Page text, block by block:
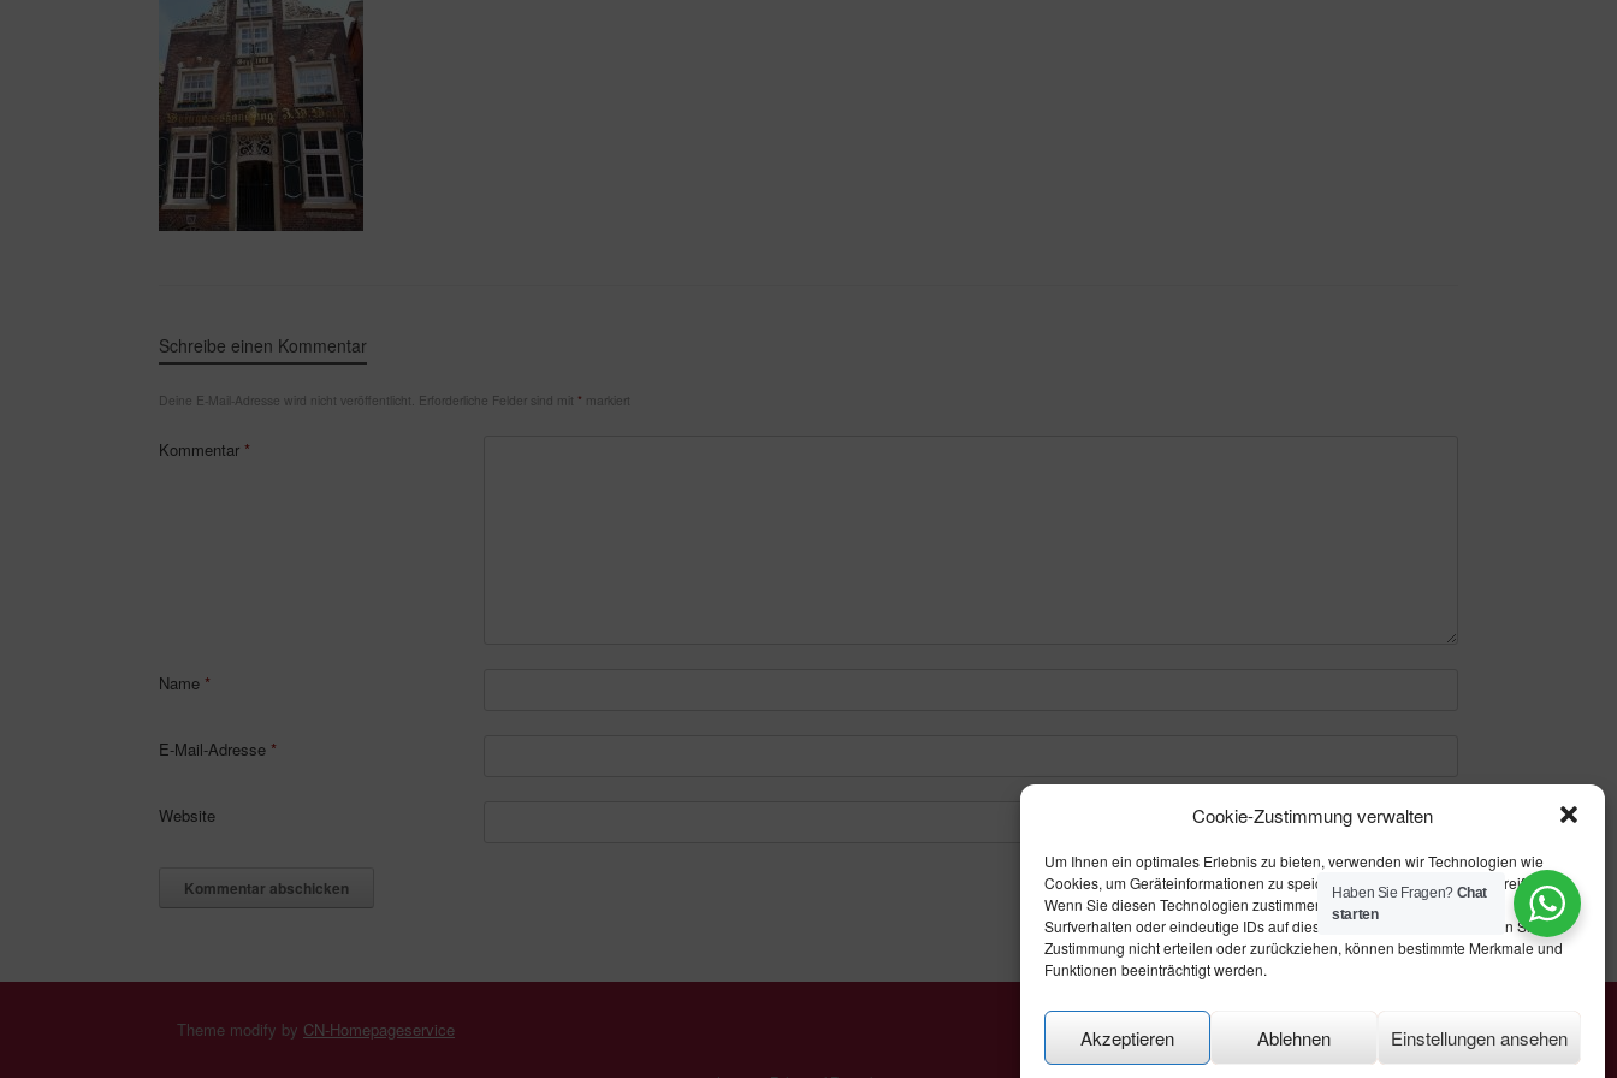
Cookie-Zustimmung verwalten
Um Ihnen ein optimales Erlebnis zu bieten, verwenden wir Technologien wie
Cookies, um Geräteinformationen zu speichern und/oder darauf zuzugreifen.
Wenn Sie diesen Technologien zustimmen, können wir Daten wie das
Surfverhalten oder eindeutige IDs auf dieser Website verarbeiten. Wenn Sie Ihre
Zustimmung nicht erteilen oder zurückziehen, können bestimmte Merkmale und
Funktionen beeinträchtigt werden.
Akzeptieren Ablehnen Einstellungen ansehen
Schreibe einen Kommentar
Deine E-Mail-Adresse wird nicht veröffentlicht. Erforderliche Felder sind mit * markiert
Kommentar *
Name *
E-Mail-Adresse *
Website
Theme modify by CN-Homepageservice
Haben Sie Fragen? Chat
starten